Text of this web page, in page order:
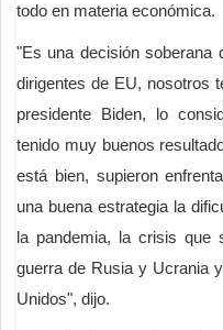
todo en materia económica.
"Es una decisión soberana
dirigentes de EU, nosotros
presidente Biden, lo
tenido muy buenos
está bien, supieron
una buena estrategia la
la pandemia, la crisis que
guerra de Rusia y Ucrania
Unidos", dijo.